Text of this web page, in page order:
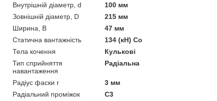
Внутрішній діаметр, d
100 мм
Зовнішній діаметр, D
215 мм
Ширина, B
47 мм
Статична вантажність
134 (кН) Co
Тела кочення
Кулькові
Тип сприйняття
навантаження
Радіальна
Радіус фаски r
3 мм
Радіальний проміжок
C3